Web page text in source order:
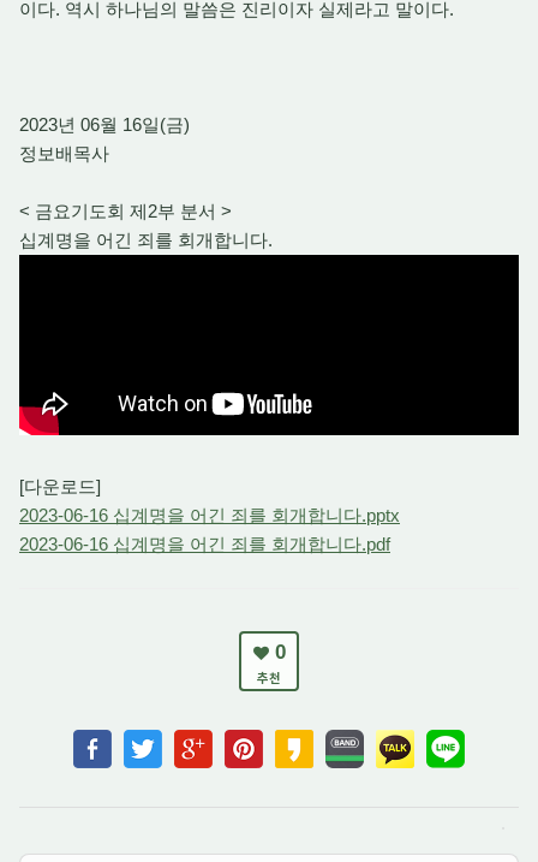
이다. 역시 하나님의 말씀은 진리이자 실제라고 말이다.
2023년 06월 16일(금)
정보배목사
< 금요기도회 제2부 분서 >
십계명을 어긴 죄를 회개합니다.
[다운로드]
2023-06-16 십계명을 어긴 죄를 회개합니다.pptx
2023-06-16 십계명을 어긴 죄를 회개합니다.pdf
0
추천